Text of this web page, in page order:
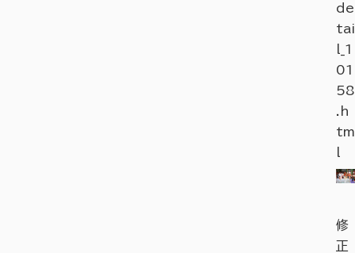
de
tai
l_1
01
58
.h
tm
修
正